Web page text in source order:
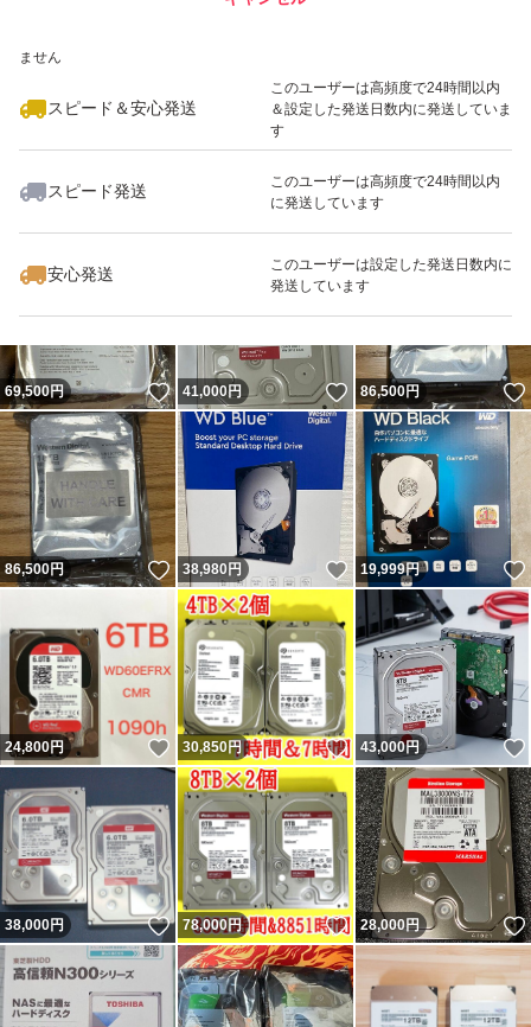
ません
スピード＆安心発送
このユーザーは高頻度で24時間以内
＆設定した発送日数内に発送していま
す
スピード発送
このユーザーは高頻度で24時間以内
に発送しています
安心発送
このユーザーは設定した発送日数内に
発送しています
いいね！
18,800
69,500円 いいね！
41,000円 いいね！
86,500円
86,500円 いいね！
38,980円 いいね！
19,999円
24,800円 いいね！
30,850円 いいね！
43,000円
38,000円 いいね！
78,000円 いいね！
28,000円